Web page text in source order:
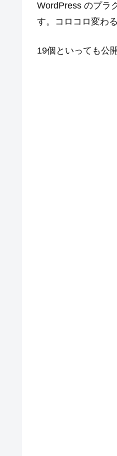
WordPress のプラ
す。コロコロ変わ
19個といっても公